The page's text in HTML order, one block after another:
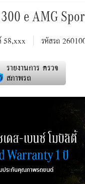
e AMG
58,xxx รหัสรถ
รายงานการ ตรวจ
สภาพรถ